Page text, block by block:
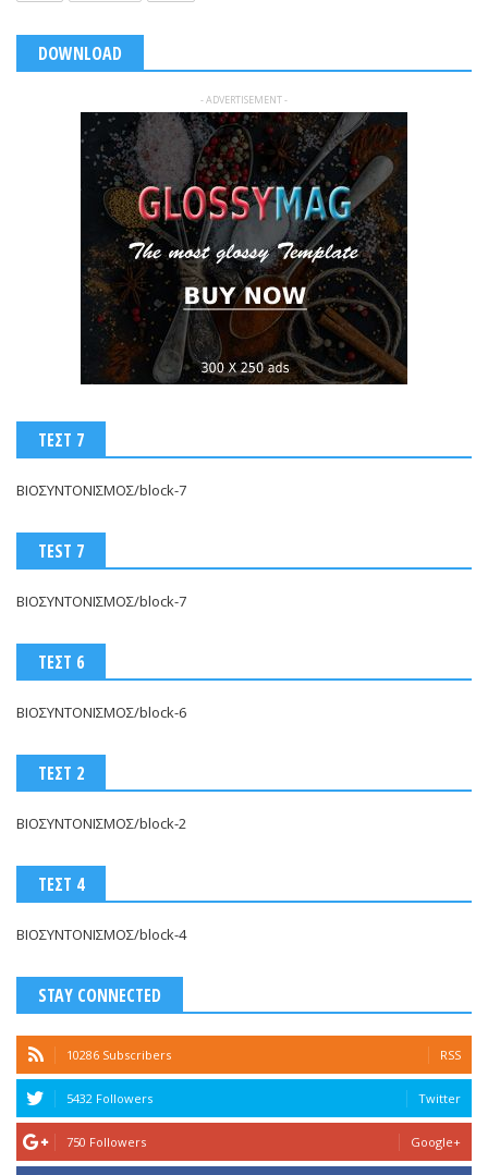
DOWNLOAD
- ADVERTISEMENT -
ΤΕΣΤ 7
ΒΙΟΣΥΝΤΟΝΙΣΜΟΣ/block-7
TEST 7
ΒΙΟΣΥΝΤΟΝΙΣΜΟΣ/block-7
ΤΕΣΤ 6
ΒΙΟΣΥΝΤΟΝΙΣΜΟΣ/block-6
ΤΕΣΤ 2
ΒΙΟΣΥΝΤΟΝΙΣΜΟΣ/block-2
ΤΕΣΤ 4
ΒΙΟΣΥΝΤΟΝΙΣΜΟΣ/block-4
STAY CONNECTED
10286 Subscribers RSS
5432 Followers Twitter
750 Followers Google+